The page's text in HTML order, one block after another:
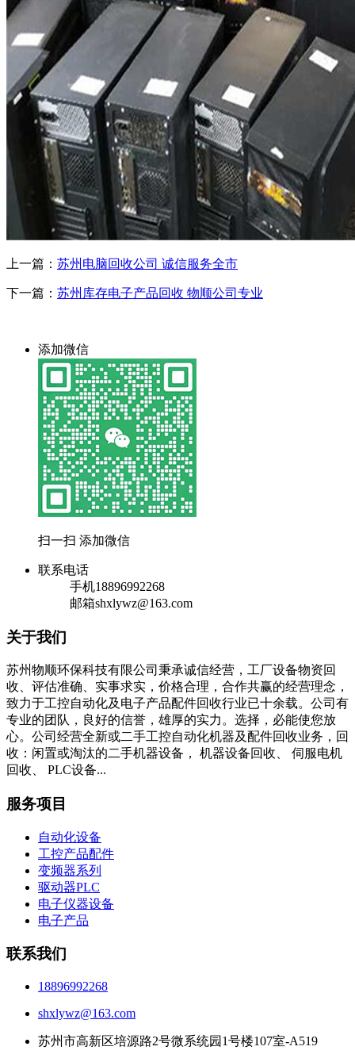
上一篇： 苏州电脑回收公司 诚信服务全市
下一篇： 苏州库存电子产品回收 物顺公司专业
添加微信
扫一扫 添加微信
联系电话
手机18896992268
邮箱shxlywz@163.com
关于我们
苏州物顺环保科技有限公司秉承诚信经营，工厂设备物资回
收、评估准确、实事求实，价格合理，合作共赢的经营理念，
致力于工控自动化及电子产品配件回收行业已十余载。公司有
专业的团队，良好的信誉，雄厚的实力。选择，必能使您放
心。公司经营全新或二手工控自动化机器及配件回收业务，回
收：闲置或淘汰的二手机器设备， 机器设备回收、 伺服电机
回收、 PLC设备...
服务项目
自动化设备
工控产品配件
变频器系列
驱动器PLC
电子仪器设备
电子产品
联系我们
18896992268
shxlywz@163.com
苏州市高新区培源路2号微系统园1号楼107室-A519